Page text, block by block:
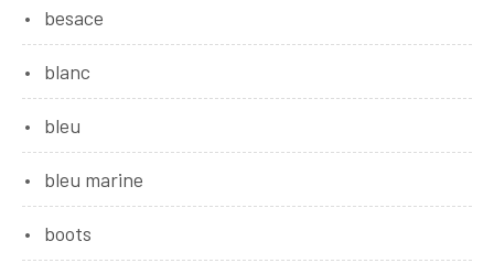
besace
blanc
bleu
bleu marine
boots